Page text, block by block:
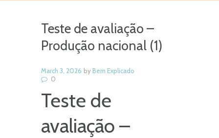
Teste de avaliação –
Produção nacional (1)
March 3, 2026 byBem Explicado
0
Teste de
avaliação –